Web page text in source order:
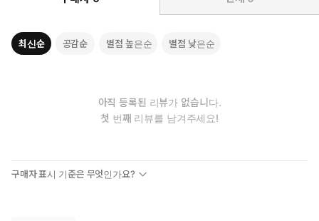
최신순 공감순 별점 높은순 별점 낮은순
아직 등록된 리뷰가 없습니다.
첫 번째 리뷰를 남겨주세요!
구매자 표시 기준은 무엇인가요?